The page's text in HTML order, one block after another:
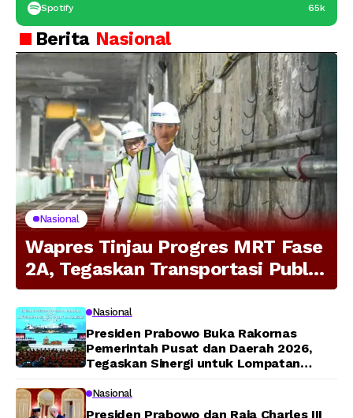
Spotify 65k
Berita Nasional
Nasional
Wapres Tinjau Progres MRT Fase
2A, Tegaskan Transportasi Publik
Modern Jadi Prioritas Nasional
Nasional
Presiden Prabowo Buka Rakornas
Pemerintah Pusat dan Daerah 2026,
Tegaskan Sinergi untuk Lompatan
Nasional
Presiden Prabowo dan Raja Charles III